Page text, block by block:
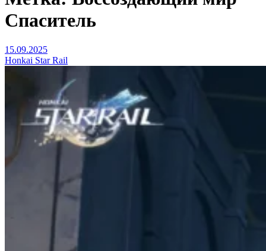
Спаситель
15.09.2025
Honkai Star Rail